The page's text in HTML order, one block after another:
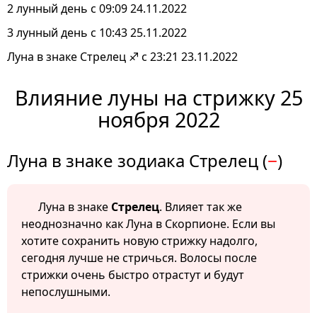
2 лунный день с 09:09 24.11.2022
3 лунный день с 10:43 25.11.2022
Луна в знаке Стрелец ♐ с 23:21 23.11.2022
Влияние луны на стрижку 25
ноября 2022
Луна в знаке зодиака Стрелец (−)
Луна в знаке Стрелец. Влияет так же
неоднозначно как Луна в Скорпионе. Если вы
хотите сохранить новую стрижку надолго,
сегодня лучше не стричься. Волосы после
стрижки очень быстро отрастут и будут
непослушными.